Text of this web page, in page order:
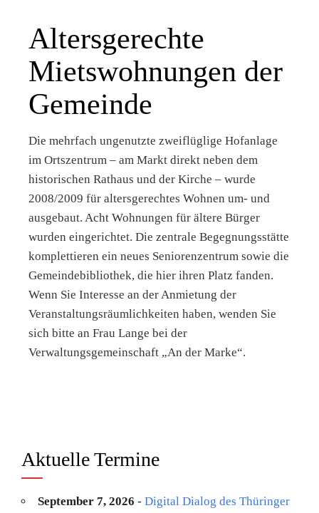
Altersgerechte
Mietswohnungen der
Gemeinde
Die mehrfach ungenutzte zweiflüglige Hofanlage
im Ortszentrum – am Markt direkt neben dem
historischen Rathaus und der Kirche – wurde
2008/2009 für altersgerechtes Wohnen um- und
ausgebaut. Acht Wohnungen für ältere Bürger
wurden eingerichtet. Die zentrale Begegnungsstätte
komplettieren ein neues Seniorenzentrum sowie die
Gemeindebibliothek, die hier ihren Platz fanden.
Wenn Sie Interesse an der Anmietung der
Veranstaltungsräumlichkeiten haben, wenden Sie
sich bitte an Frau Lange bei der
Verwaltungsgemeinschaft „An der Marke“.
Aktuelle Termine
September 7, 2026 - Digital Dialog des Thüringer